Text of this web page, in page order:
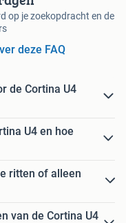
op je zoekopdracht en de
deze FAQ
de Cortina U4
U4 en hoe
ritten of alleen
van de Cortina U4